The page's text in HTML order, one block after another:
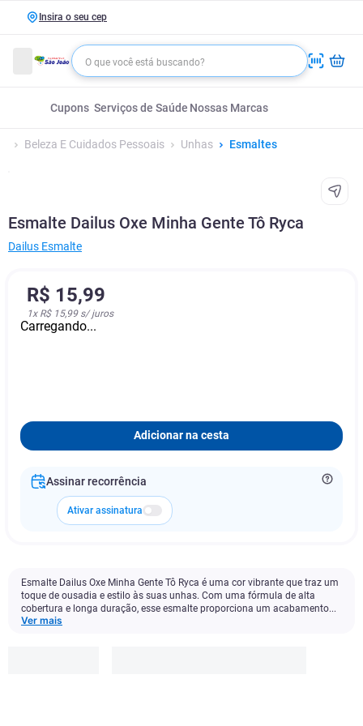
Insira o seu cep
Cupons Serviços de Saúde Nossas Marcas
Beleza E Cuidados Pessoais Unhas Esmaltes
Esmalte Dailus Oxe Minha Gente Tô Ryca
Dailus Esmalte
R$ 15,99
1x R$ 15,99s/ juros
Carregando...
Adicionar na cesta
Assinar recorrência
Ativar assinatura
Esmalte Dailus Oxe Minha Gente Tô Ryca é uma cor vibrante que traz um
toque de ousadia e estilo às suas unhas. Com uma fórmula de alta
cobertura e longa duração, esse esmalte proporciona um acabamento...
Ver mais